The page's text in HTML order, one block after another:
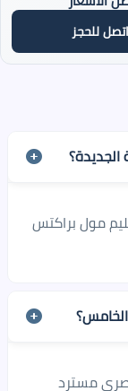
اتصل للحجز
مول براكتس
100,000 جنيه مصري مسترد